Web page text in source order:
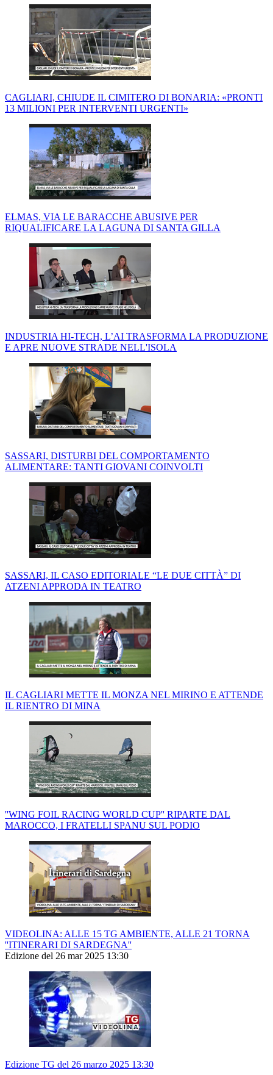
CAGLIARI, CHIUDE IL CIMITERO DI BONARIA: «PRONTI
13 MILIONI PER INTERVENTI URGENTI»
ELMAS, VIA LE BARACCHE ABUSIVE PER
RIQUALIFICARE LA LAGUNA DI SANTA GILLA
INDUSTRIA HI-TECH, L’AI TRASFORMA LA PRODUZIONE
E APRE NUOVE STRADE NELL'ISOLA
SASSARI, DISTURBI DEL COMPORTAMENTO
ALIMENTARE: TANTI GIOVANI COINVOLTI
SASSARI, IL CASO EDITORIALE “LE DUE CITTÀ” DI
ATZENI APPRODA IN TEATRO
IL CAGLIARI METTE IL MONZA NEL MIRINO E ATTENDE
IL RIENTRO DI MINA
''WING FOIL RACING WORLD CUP'' RIPARTE DAL
MAROCCO, I FRATELLI SPANU SUL PODIO
VIDEOLINA: ALLE 15 TG AMBIENTE, ALLE 21 TORNA
''ITINERARI DI SARDEGNA''
Edizione del 26 mar 2025 13:30
Edizione TG del 26 marzo 2025 13:30